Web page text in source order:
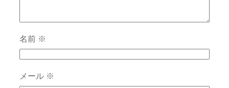
名前 ※
メール ※